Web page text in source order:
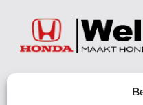
072 - 57 16 9 40